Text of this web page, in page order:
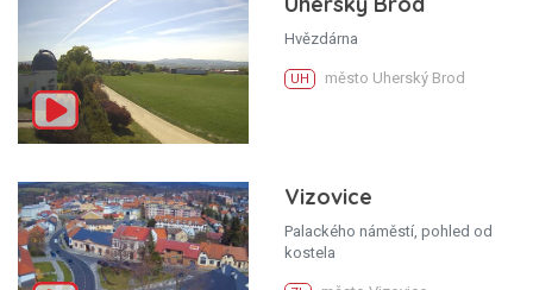
Hvězdárna
UH město Uherský Brod
Vizovice
Palackého náměstí, pohled od
kostela